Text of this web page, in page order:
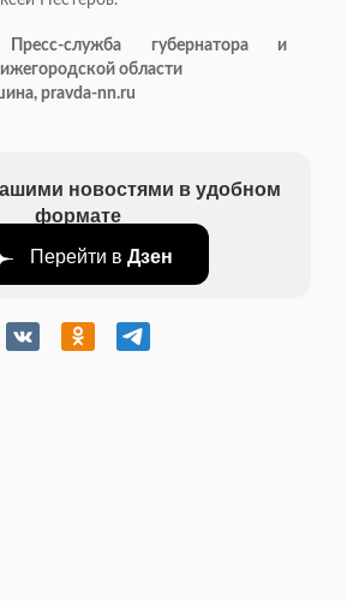
служба губернатора и
области
pravda-nn.ru
новостями в удобном
формате
Перейти в Дзен